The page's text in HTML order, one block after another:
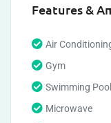
Features &
Air
Gym
Swimming Pool
Microwave